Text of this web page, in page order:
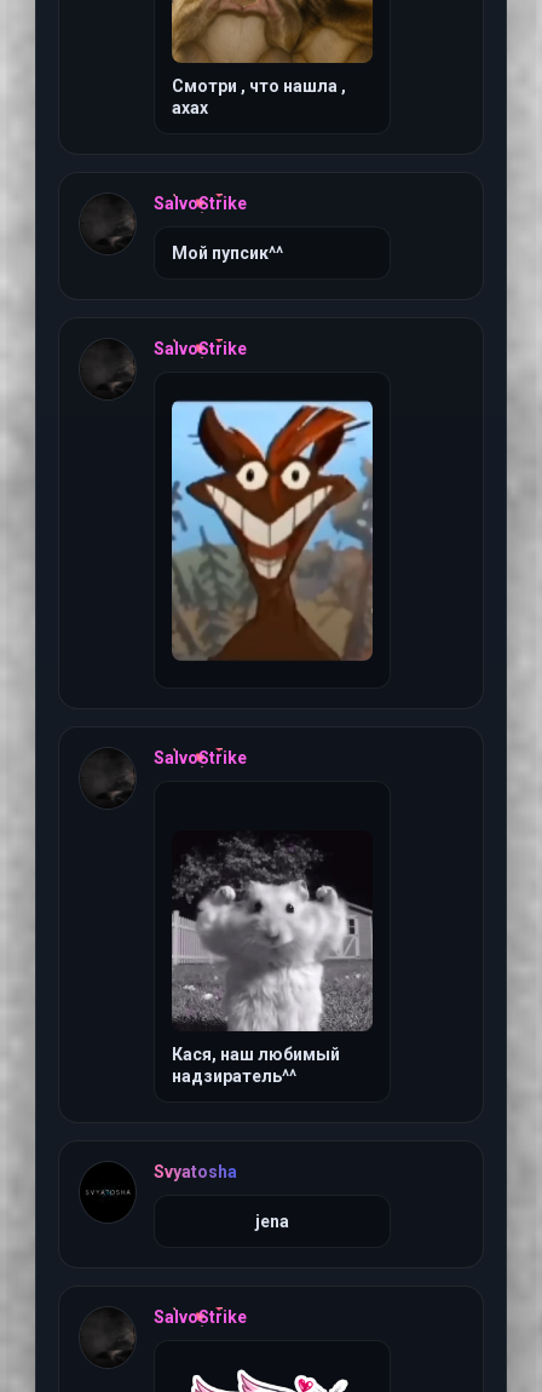
Смотри , что нашла ,
ахах
SalvoStrike
Мой пупсик^^
SalvoStrike
SalvoStrike
Кася, наш любимый
надзиратель^^
Svyatosha
jena
SalvoStrike